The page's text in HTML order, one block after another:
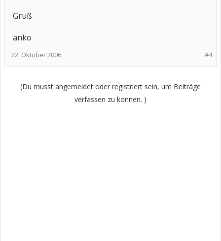
Gruß
anko
#4
22. Oktober 2006
(Du musst angemeldet oder registriert sein, um Beiträge
verfassen zu können. )